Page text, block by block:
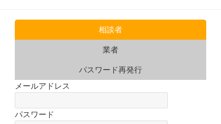
相談者
業者
パスワード再発行
ログインフォーム（相談者）
メールアドレス
パスワード